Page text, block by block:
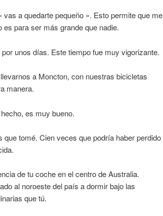
a quedarte pequeño ». Esto permite que me
para ser más grande que nadie.
unos días. Este tiempo fue muy vigorizante.
a Moncton, con nuestras bicicletas
manera.
es muy bueno.
tomé. Cien veces que podría haber perdido
de tu coche en el centro de Australia.
al noroeste del país a dormir bajo las
que tú.